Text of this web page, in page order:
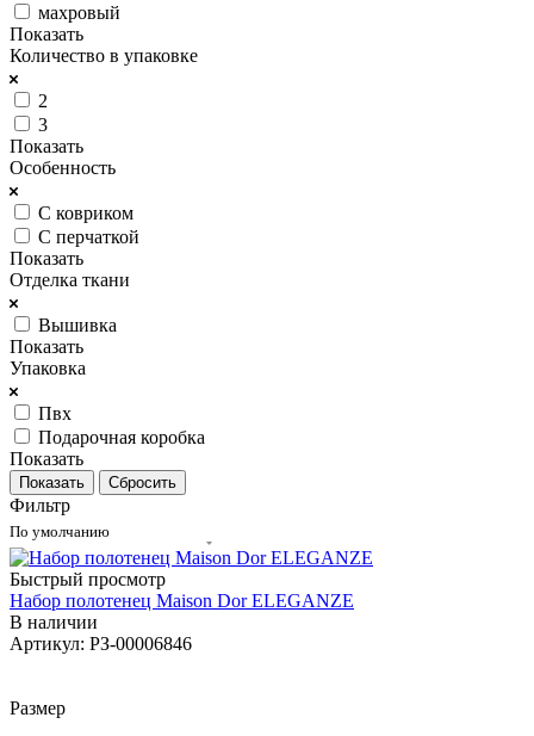
махровый
Показать
Количество в упаковке
2
3
Показать
Особенность
С ковриком
С перчаткой
Показать
Отделка ткани
Вышивка
Показать
Упаковка
Пвх
Подарочная коробка
Показать
Сбросить
Фильтр
По умолчанию
Быстрый просмотр
Набор полотенец Maison Dor ELEGANZE
В наличии
Артикул: РЗ-00006846
Размер